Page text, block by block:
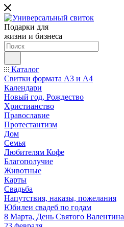
Подарки для
жизни и бизнеса
Каталог
Свитки формата А3 и А4
Календари
Новый год, Рождество
Христианство
Православие
Протестантизм
Дом
Семья
Любителям Кофе
Благополучие
Животные
Карты
Свадьба
Напутствия, наказы, пожелания
Юбилеи свадеб по годам
8 Марта, День Святого Валентина